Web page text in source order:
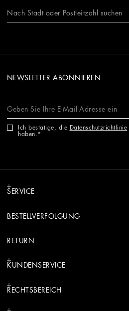
NEWSLETTER ABONNIEREN
Ich bestätige, die Datenschutzrichtlinie
haben.
SERVICE
BESTELLVERFOLGUNG
RETURN
KUNDENSERVICE
RECHTSBEREICH